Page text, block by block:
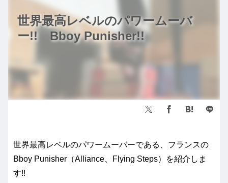
世界最高レベルのパワームーバ
ー!! Bboy Punisher!!
世界最高レベルのパワームーバーである、フランスの
Bboy Punisher（Alliance、Flying Steps）を紹介しま
す!!